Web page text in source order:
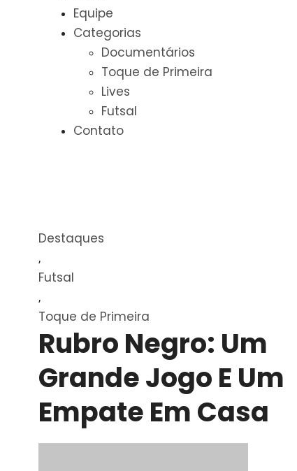
Equipe
Categorias
Documentários
Toque de Primeira
Lives
Futsal
Contato
Destaques
,
Futsal
,
Toque de Primeira
Rubro Negro: Um
Grande Jogo E Um
Empate Em Casa